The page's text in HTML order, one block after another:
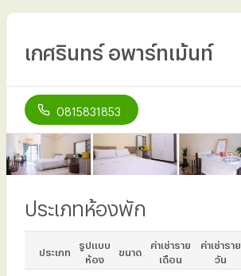
เกศรินทร์ อพาร์ทเม้นท์
0815831853
หน้าแรก
สิ่งอำนวยความสะดวก
ประเภทห้องพัก
ประเภท
รูปแบบ
ห้อง
ขนาด
ค่าเช่าราย
เดือน
ค่าเช่าราย
วัน